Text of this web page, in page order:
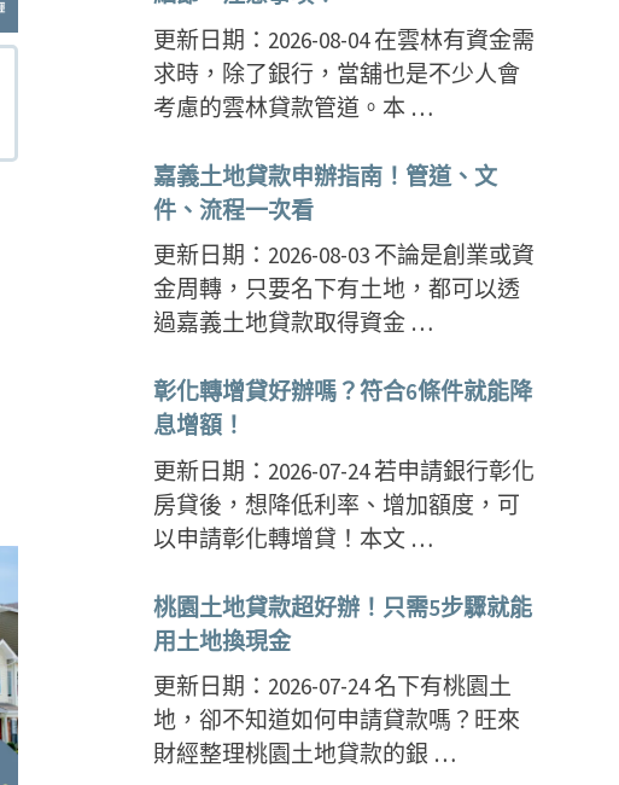
更新日期：2026-08-04 在雲林有資金需
求時，除了銀行，當舖也是不少人會
考慮的雲林貸款管道。本 …
嘉義土地貸款申辦指南！管道、文
件、流程一次看
更新日期：2026-08-03 不論是創業或資
金周轉，只要名下有土地，都可以透
過嘉義土地貸款取得資金 …
彰化轉增貸好辦嗎？符合6條件就能降
息增額！
更新日期：2026-07-24 若申請銀行彰化
房貸後，想降低利率、增加額度，可
以申請彰化轉增貸！本文 …
桃園土地貸款超好辦！只需5步驟就能
用土地換現金
更新日期：2026-07-24 名下有桃園土
地，卻不知道如何申請貸款嗎？旺來
財經整理桃園土地貸款的銀 …